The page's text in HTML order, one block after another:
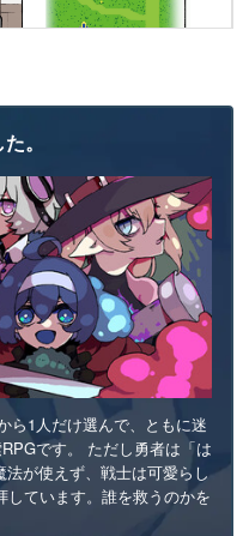
。
ら1人だけ選んで、ともに迷
です。 ただし勇者は「は
が使えず、戦士は可愛らし
ています。誰を救うのかを